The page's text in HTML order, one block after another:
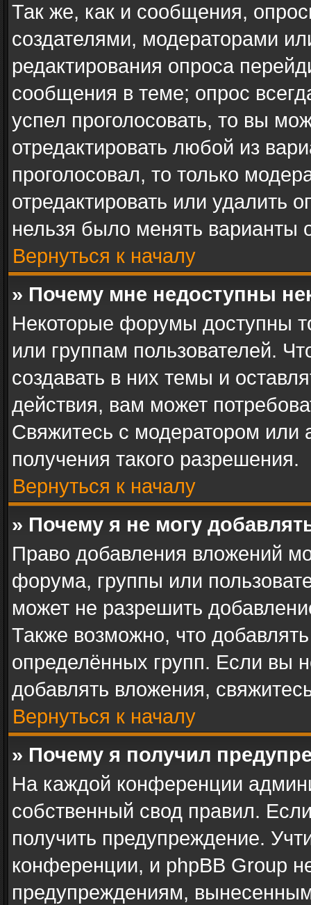
Так же, как и сообщения,
создателями, модераторами
редактирования опроса
сообщения в теме; опрос
успел проголосовать, то вы
отредактировать любой из
проголосовал, то только
отредактировать или удалить
нельзя было менять варианты
Вернуться к началу
» Почему мне недоступны
Некоторые форумы доступны
или группам пользователей.
создавать в них темы и
действия, вам может
Свяжитесь с модератором
получения такого разрешения.
Вернуться к началу
» Почему я не могу
Право добавления вложений
форума, группы или
может не разрешить
Также возможно, что
определённых групп. Если вы
добавлять вложения,
Вернуться к началу
» Почему я получил
На каждой конференции
собственный свод правил.
получить предупреждение.
конференции, и phpBB Group
предупреждениям,